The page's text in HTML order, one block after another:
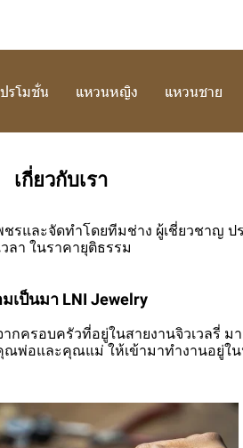
รโมชั่น แหวนหญิง แหวนชาย
เกี่ยวกับเรา
ชรและจัดทำโดยทีมช่าง ผู้เชี่ยวชาญ
ลา ในราคายุติธรรม
เป็นมา LNI Jewelry
กครอบครัวที่อยู่ในสายงานจิวเวลรี่
อและคุณแม่ ให้เข้ามาทำงานอยู่ใ